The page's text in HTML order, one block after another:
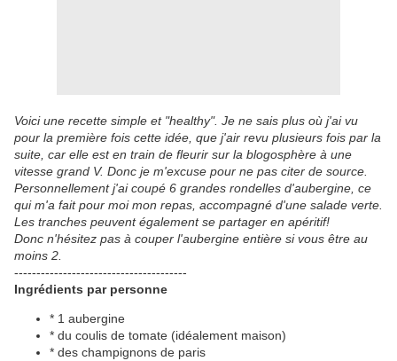
Voici une recette simple et "healthy". Je ne sais plus où j'ai vu
pour la première fois cette idée, que j'air revu plusieurs fois par la
suite, car elle est en train de fleurir sur la blogosphère à une
vitesse grand V. Donc je m'excuse pour ne pas citer de source.
Personnellement j'ai coupé 6 grandes rondelles d'aubergine, ce
qui m'a fait pour moi mon repas, accompagné d'une salade verte.
Les tranches peuvent également se partager en apéritif!
Donc n'hésitez pas à couper l'aubergine entière si vous être au
moins 2.
---------------------------------------
Ingrédients par personne
* 1 aubergine
* du coulis de tomate (idéalement maison)
* des champignons de paris